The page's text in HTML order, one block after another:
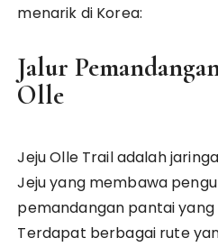
menarik di Korea:
Jalur
Olle
Jeju Olle Trail adalah
Jeju yang membawa
pemandangan pantai yang
Terdapat berbagai rute